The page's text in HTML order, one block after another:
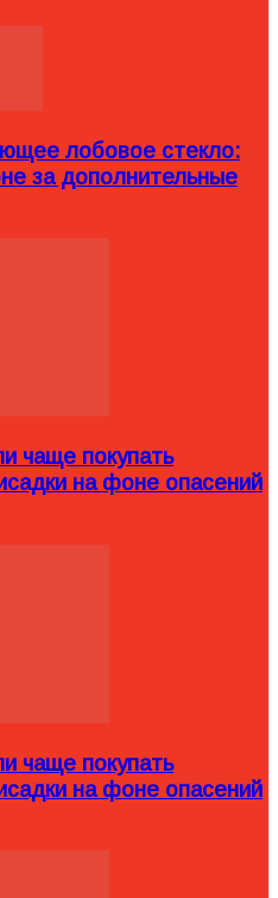
лобовое стекло:
за дополнительные
чаще покупать
на фоне опасений
чаще покупать
на фоне опасений